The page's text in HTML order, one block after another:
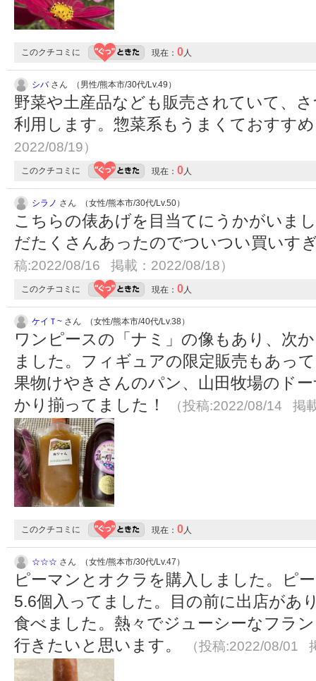
このクチコミに 現在： 0人
シバさん （男性/熊本市/30代/Lv.49）
野菜や土産品なども販売されていて、
利用します。惣菜系もうまくておすす
2022/08/19）
このクチコミに 現在： 0人
シラノ さん （女性/熊本市/30代/Lv.50）
こちらの俵あげを目当てにうかがいま
だたくさんあったのでついつい買いす
稿:2022/08/16 掲載：2022/08/18）
このクチコミに 現在： 0人
ケイＴ~ さん （女性/熊本市/40代/Lv.38）
ワンピースの「ナミ」の像もあり、次
ました。フィギュアの限定販売もあっ
果物けやきさんのパン、山田牧場のド
かり揃ってました！
（投稿:2022/08/14 掲
このクチコミに 現在： 0人
☆☆☆ さん （女性/熊本市/30代/Lv.47）
ピーマンとオクラを購入しました。ピ
5.6個入ってました。目の前に出店があ
食べました。熱々でジューシーなフラ
行きたいと思います。
（投稿:2022/08/01